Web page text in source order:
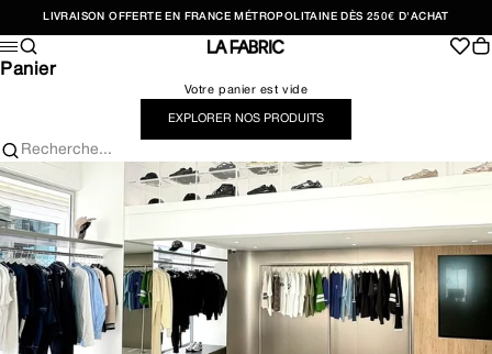
LIVRAISON OFFERTE EN FRANCE MÉTROPOLITAINE DÈS 250€ D'ACHAT
LA FABRIC SHOP
Menu
Recherche
Panier
Votre panier est vide
EXPLORER NOS PRODUITS
Recherche...